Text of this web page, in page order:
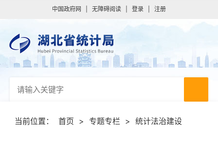
中国政府网 无障碍阅读 登录 注册
当前位置： 首页 > 专题专栏 > 统计法治建设